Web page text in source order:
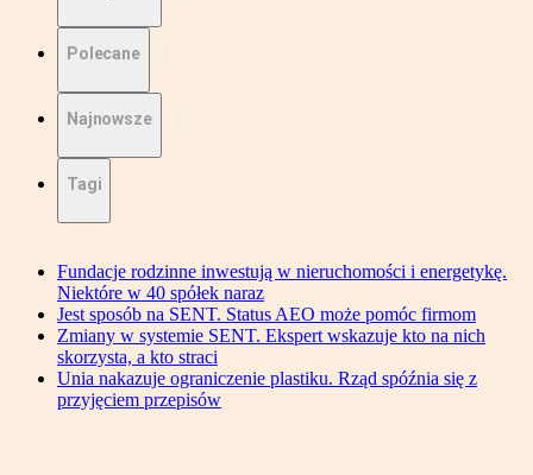
Polecane
Najnowsze
Tagi
Fundacje rodzinne inwestują w nieruchomości i energetykę.
Niektóre w 40 spółek naraz
Jest sposób na SENT. Status AEO może pomóc firmom
Zmiany w systemie SENT. Ekspert wskazuje kto na nich
skorzysta, a kto straci
Unia nakazuje ograniczenie plastiku. Rząd spóźnia się z
przyjęciem przepisów